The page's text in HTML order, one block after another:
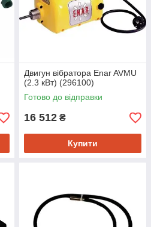
Двигун вібратора Enar AVMU
(2.3 кВт) (296100)
Готово до відправки
16 512 ₴
Купити